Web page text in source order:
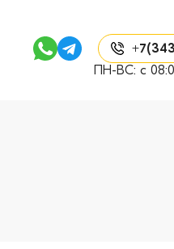
ПН-ВС: с